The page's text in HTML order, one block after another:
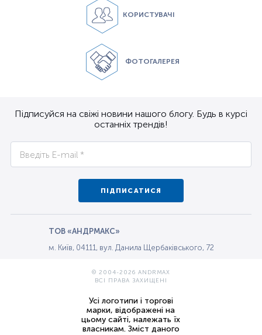
КОРИСТУВАЧІ
ФОТОГАЛЕРЕЯ
Підписуйся на свіжі новини нашого блогу. Будь в курсі
останніх трендів!
ПІДПИСАТИСЯ
ТОВ «АНДРМАКС»
м. Київ, 04111, вул. Данила Щербаківського, 72
© 2004-2026 ANDRMAX
ВСІ ПРАВА ЗАХИЩЕНІ
Усі логотипи і торгові
марки, відображені на
цьому сайті, належать їх
власникам. Зміст даного